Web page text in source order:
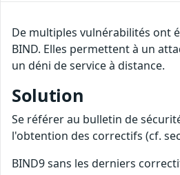
De multiples vulnérabilités ont
BIND. Elles permettent à un
un déni de service à distance.
Solution
Se référer au bulletin de
l'obtention des correctifs (cf.
BIND9 sans les derniers